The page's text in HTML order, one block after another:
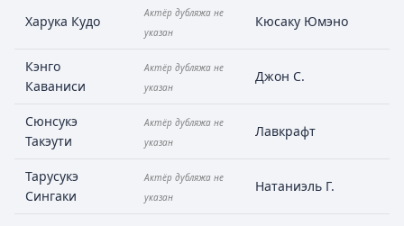
Харука Кудо
Актёр дубляжа не
указан
Кюсаку Юмэно
Кэнго
Каваниси
Актёр дубляжа не
указан
Джон С.
Сюнсукэ
Такэути
Актёр дубляжа не
указан
Лавкрафт
Тарусукэ
Сингаки
Актёр дубляжа не
указан
Натаниэль Г.